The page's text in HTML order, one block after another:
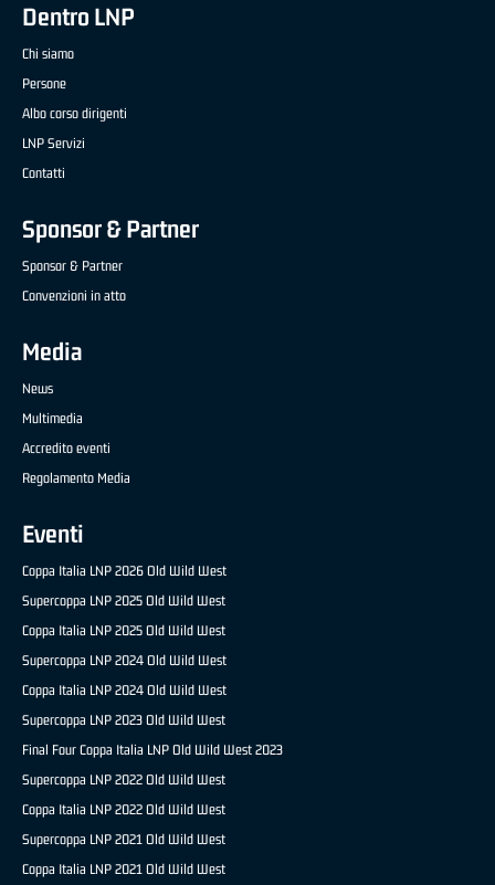
Dentro LNP
Chi siamo
Persone
Albo corso dirigenti
LNP Servizi
Contatti
Sponsor & Partner
Sponsor & Partner
Convenzioni in atto
Media
News
Multimedia
Accredito eventi
Regolamento Media
Eventi
Coppa Italia LNP 2026 Old Wild West
Supercoppa LNP 2025 Old Wild West
Coppa Italia LNP 2025 Old Wild West
Supercoppa LNP 2024 Old Wild West
Coppa Italia LNP 2024 Old Wild West
Supercoppa LNP 2023 Old Wild West
Final Four Coppa Italia LNP Old Wild West 2023
Supercoppa LNP 2022 Old Wild West
Coppa Italia LNP 2022 Old Wild West
Supercoppa LNP 2021 Old Wild West
Coppa Italia LNP 2021 Old Wild West